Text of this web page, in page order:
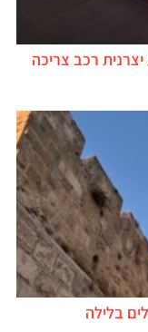
רכב צריכה
בלילה